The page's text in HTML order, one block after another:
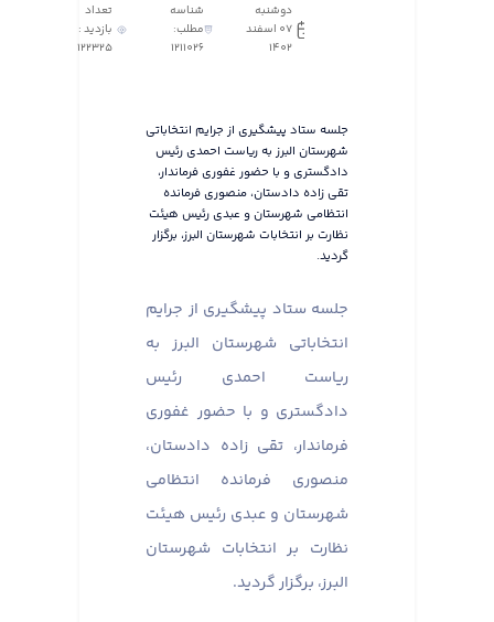
دوشنبه
07 اسفند
1402
شناسه
مطلب:
1211026
تعداد
بازدید :
122325
جلسه ستاد پیشگیری از جرایم انتخاباتی
شهرستان البرز به ریاست احمدی رئیس
دادگستری و با حضور غفوری فرماندار،
تقی زاده دادستان، منصوری فرمانده
انتظامی شهرستان و عبدی رئیس هیئت
نظارت بر انتخابات شهرستان البرز، برگزار
گردید.
جلسه ستاد پیشگیری از جرایم
انتخاباتی شهرستان البرز به
ریاست احمدی رئیس
دادگستری و با حضور غفوری
فرماندار، تقی زاده دادستان،
منصوری فرمانده انتظامی
شهرستان و عبدی رئیس هیئت
نظارت بر انتخابات شهرستان
البرز، برگزار گردید. ​​​​​​​